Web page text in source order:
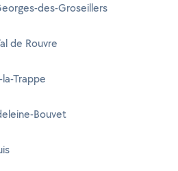
des-Groseillers
de Rouvre
Trappe
Bouvet